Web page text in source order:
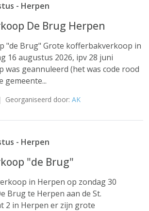
- Herpen
De Brug Herpen
"de Brug" Grote kofferbakverkoop in
16 augustus 2026, ipv 28 juni
was geannuleerd (het was code rood
gemeente...
Georganiseerd door: AK
- Herpen
"de Brug"
in Herpen op zondag 30
Brug te Herpen aan de St.
2 in Herpen er zijn grote